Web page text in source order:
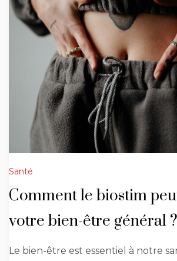
Santé
Comment le biostim
votre bien-être général ?
Le bien-être est essentiel à notre